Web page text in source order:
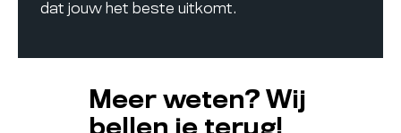
dat jouw het beste uitkomt.
Meer weten? Wij